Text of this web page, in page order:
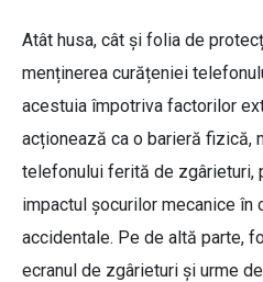
Atât husa, cât și folia de
menținerea curățeniei
acestuia împotriva factorilor
acționează ca o barieră fizică,
telefonului ferită de zgârieturi,
impactul șocurilor mecanice în
accidentale. Pe de altă parte,
ecranul de zgârieturi și urme